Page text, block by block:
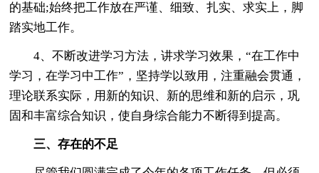
的基础;始终把工作放在严谨、细致、扎实、求实上，脚
踏实地工作。
4、不断改进学习方法，讲求学习效果，“在工作中
学习，在学习中工作”，坚持学以致用，注重融会贯通，
理论联系实际，用新的知识、新的思维和新的启示，巩
固和丰富综合知识，使自身综合能力不断得到提高。
三、存在的不足